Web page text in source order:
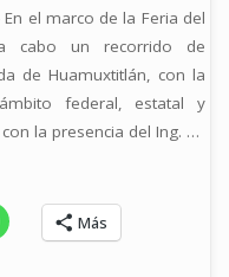
el marco de la Feria del
cabo un recorrido de
de Huamuxtitlán, con la
federal, estatal y
la presencia del Ing. …
Más